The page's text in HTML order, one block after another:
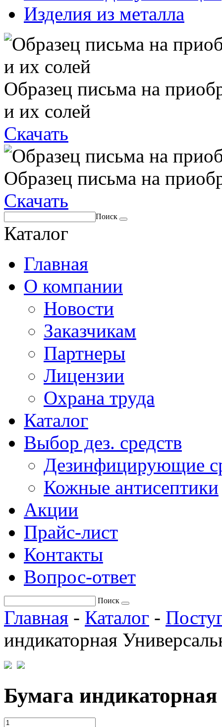
Изделия из металла
Образец письма на
и их солей
Скачать
Образец письма на
Скачать
Поиск
Каталог
Главная
О компании
Новости
Заказчикам
Партнеры
Лицензии
Охрана труда
Каталог
Выбор дез. средств
Дезинфицирующие
Кожные антисептики
Акции
Прайс-лист
Контакты
Вопрос-ответ
Поиск
Главная - Каталог -
индикаторная
Бумага